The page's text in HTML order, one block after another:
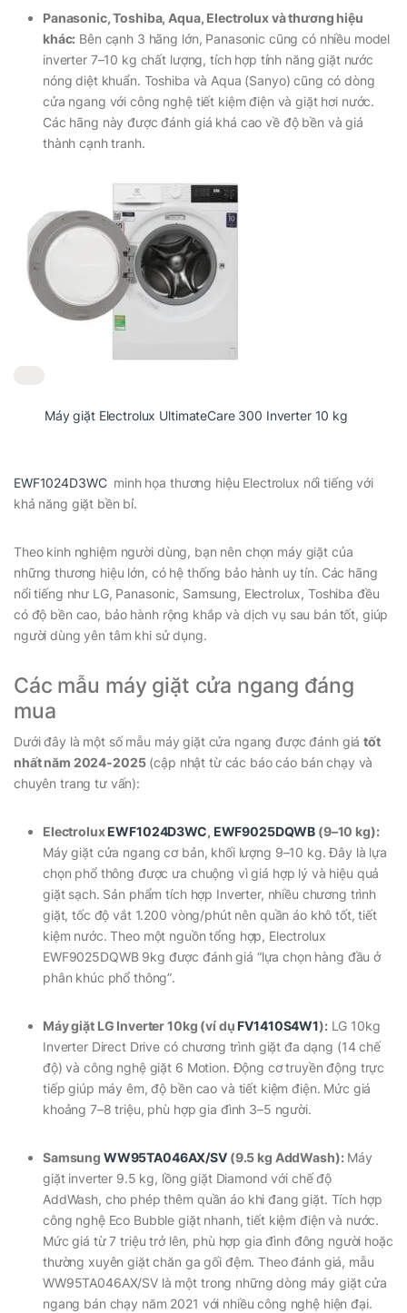
Panasonic, Toshiba, Aqua, Electrolux và thương hiệu
khác: Bên cạnh 3 hãng lớn, Panasonic cũng có nhiều model
inverter 7–10 kg chất lượng, tích hợp tính năng giặt nước
nóng diệt khuẩn. Toshiba và Aqua (Sanyo) cũng có dòng
cửa ngang với công nghệ tiết kiệm điện và giặt hơi nước.
Các hãng này được đánh giá khá cao về độ bền và giá
thành cạnh tranh.
Máy giặt Electrolux UltimateCare 300 Inverter 10 kg
EWF1024D3WCminh họa thương hiệu Electrolux nổi tiếng với
khả năng giặt bền bỉ.
Theo kinh nghiệm người dùng, bạn nên chọn máy giặt của
những thương hiệu lớn, có hệ thống bảo hành uy tín. Các hãng
nổi tiếng như LG, Panasonic, Samsung, Electrolux, Toshiba đều
có độ bền cao, bảo hành rộng khắp và dịch vụ sau bán tốt, giúp
người dùng yên tâm khi sử dụng.
Các mẫu máy giặt cửa ngang đáng
mua
Dưới đây là một số mẫu máy giặt cửa ngang được đánh giátốt
nhất năm 2024-2025(cập nhật từ các báo cáo bán chạy và
chuyên trang tư vấn):
ElectroluxEWF1024D3WC, EWF9025DQWB (9–10 kg):
Máy giặt cửa ngang cơ bản, khối lượng 9–10 kg. Đây là lựa
chọn phổ thông được ưa chuộng vì giá hợp lý và hiệu quả
giặt sạch. Sản phẩm tích hợp Inverter, nhiều chương trình
giặt, tốc độ vắt 1.200 vòng/phút nên quần áo khô tốt, tiết
kiệm nước. Theo một nguồn tổng hợp, Electrolux
EWF9025DQWB 9kg được đánh giá “lựa chọn hàng đầu ở
phân khúc phổ thông”.
Máy giặt LG Inverter 10kg (ví dụ FV1410S4W1):LG 10kg
Inverter Direct Drive có chương trình giặt đa dạng (14 chế
độ) và công nghệ giặt 6 Motion. Động cơ truyền động trực
tiếp giúp máy êm, độ bền cao và tiết kiệm điện. Mức giá
khoảng 7–8 triệu, phù hợp gia đình 3–5 người.
Samsung WW95TA046AX/SV(9.5 kg AddWash):Máy
giặt inverter 9.5 kg, lồng giặt Diamond với chế độ
AddWash, cho phép thêm quần áo khi đang giặt. Tích hợp
công nghệ Eco Bubble giặt nhanh, tiết kiệm điện và nước.
Mức giá từ 7 triệu trở lên, phù hợp gia đình đông người hoặc
thường xuyên giặt chăn ga gối đệm. Theo đánh giá, mẫu
WW95TA046AX/SV là một trong những dòng máy giặt cửa
ngang bán chạy năm 2021 với nhiều công nghệ hiện đại.